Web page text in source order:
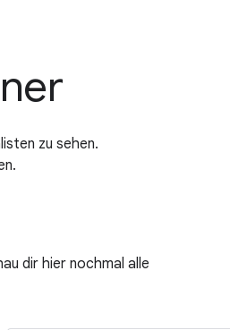
zu sehen.
dir hier nochmal alle